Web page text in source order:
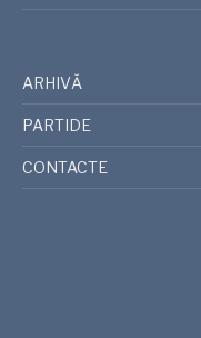
ARHIVĂ
PARTIDE
CONTACTE